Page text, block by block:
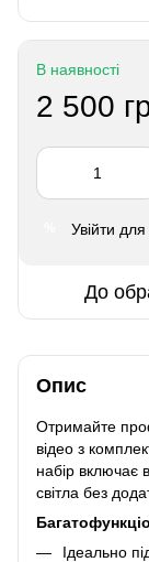
В наявності
2 500
Увійти для
До
Опис
Отримайте
відео з
набір включає
світла без
Ідеально